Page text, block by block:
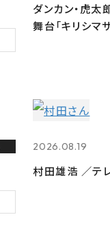
ダンカン・虎太
舞台「キリシマ
2026.08.19
村田雄浩 ／テ